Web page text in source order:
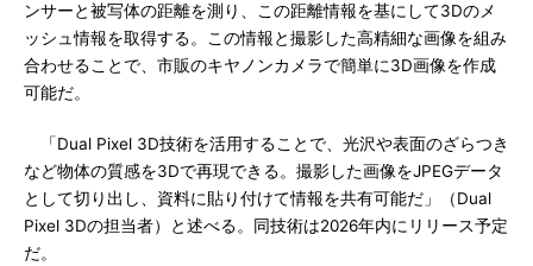
ンサーと被写体の距離を測り、この距離情報を基にして3Dのメ
ッシュ情報を取得する。この情報と撮影した高精細な画像を組み
合わせることで、市販のキヤノンカメラで簡単に3D画像を作成
可能だ。
「Dual Pixel 3D技術を活用することで、光沢や表面のざらつき
など物体の質感を3Dで再現できる。撮影した画像をJPEGデータ
として切り出し、資料に貼り付けて情報を共有可能だ」（Dual
Pixel 3Dの担当者）と述べる。同技術は2026年内にリリース予定
だ。